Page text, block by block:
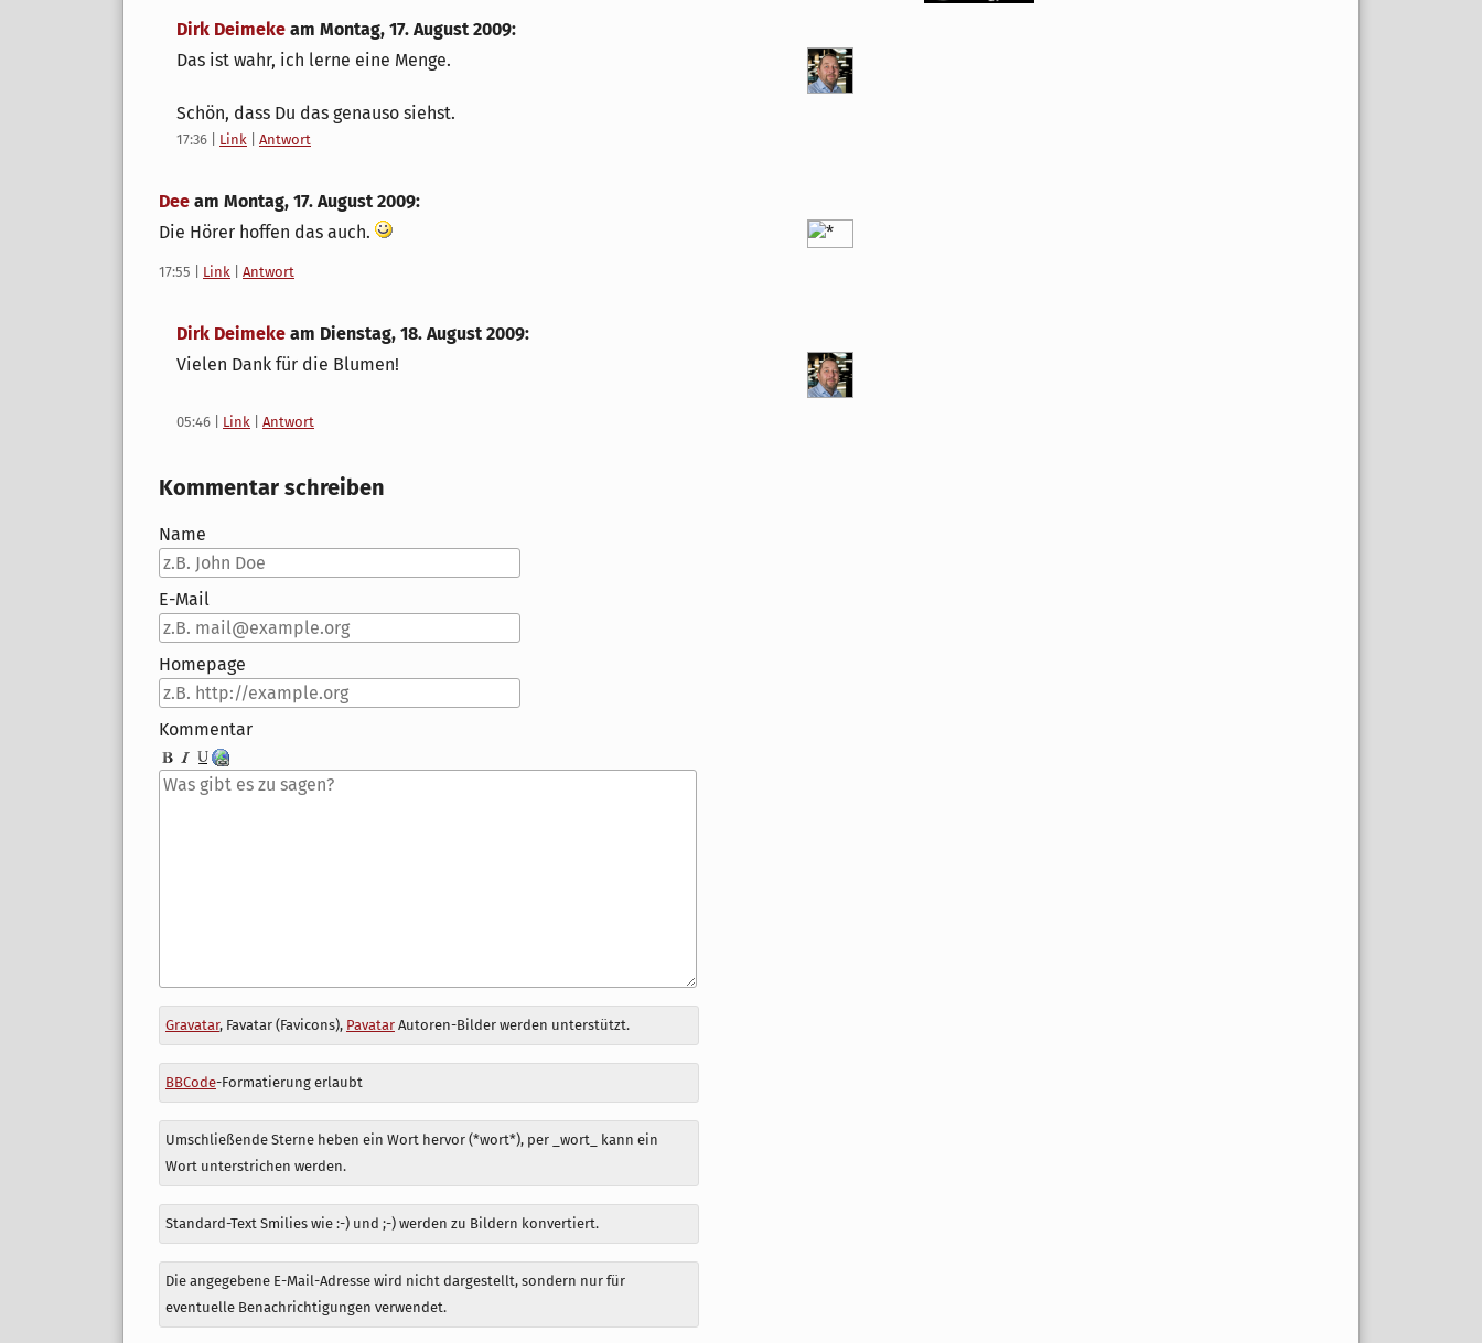
Dirk Deimeke am Montag, 17. August 2009:
Das ist wahr, ich lerne eine Menge.
Schön, dass Du das genauso siehst.
17:36 Link Antwort
Dee am Montag, 17. August 2009:
Die Hörer hoffen das auch.
17:55 Link Antwort
Dirk Deimeke am Dienstag, 18. August 2009:
Vielen Dank für die Blumen!
05:46 Link Antwort
Kommentar schreiben
Name
E-Mail
Homepage
Kommentar
Antwort
zu
Gravatar, Favatar (Favicons), PavatarAutoren-Bilder werden unterstützt.
BBCode-Formatierung erlaubt
Umschließende Sterne heben ein Wort hervor (*wort*), per _wort_ kann ein
Wort unterstrichen werden.
Standard-Text Smilies wie :-) und ;-) werden zu Bildern konvertiert.
Die angegebene E-Mail-Adresse wird nicht dargestellt, sondern nur für
eventuelle Benachrichtigungen verwendet.